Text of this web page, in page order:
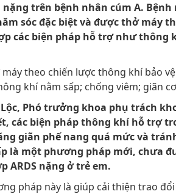
nặng trên bệnh nhân cúm A.
sóc đặc biệt và được thở máy
các biện pháp hỗ trợ như thông
theo chiến lược thông khí bảo
khí nằm sấp; chống viêm; giãn
Lộc, Phó trưởng khoa phụ trách
các biện pháp thông khí hỗ trợ
giãn phế nang quá mức và
là một phương pháp mới, chưa
ARDS nặng ở trẻ em.
pháp này là giúp cải thiện trao